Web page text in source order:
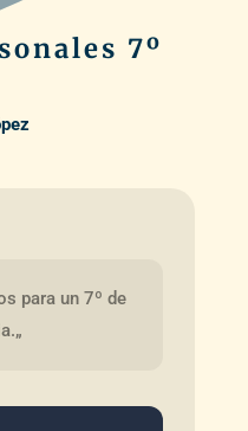
7º
para un 7º de